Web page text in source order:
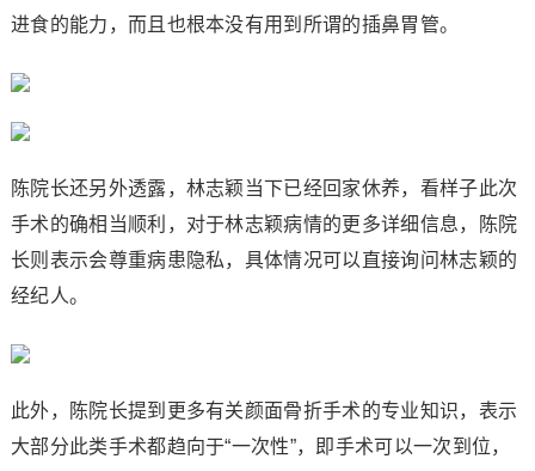
进食的能力，而且也根本没有用到所谓的插鼻胃管。
陈院长还另外透露，林志颖当下已经回家休养，看样子此次
手术的确相当顺利，对于林志颖病情的更多详细信息，陈院
长则表示会尊重病患隐私，具体情况可以直接询问林志颖的
经纪人。
此外，陈院长提到更多有关颜面骨折手术的专业知识，表示
大部分此类手术都趋向于“一次性”，即手术可以一次到位，